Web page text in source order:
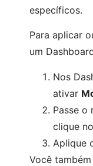
específicos.
Para aplicar
um
Nos
ativar
Passe o
clique
Aplique
Você